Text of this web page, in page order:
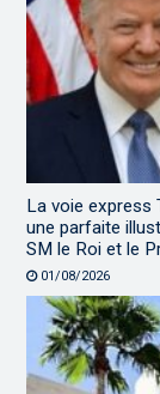
La voie express
une parfaite
SM le Roi et le
01/08/2026